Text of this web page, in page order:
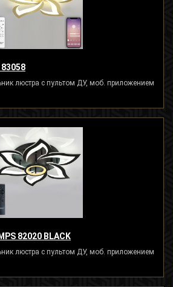
83058
люстра с пультом ДУ, моб. приложением
82020 BLACK
люстра с пультом ДУ, моб. приложением